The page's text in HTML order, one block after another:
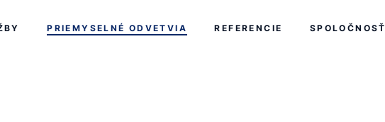
PRIEMYSELNÉ ODVETVIA REFERENCIE SPOLOČNOSŤ